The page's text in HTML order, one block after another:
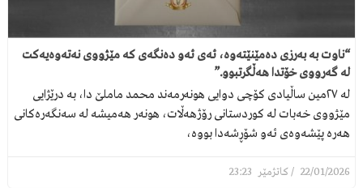
“ناوت بە بەرزی دەمێنێتەوە، ئەی ئەو دەنگەی کە مێژووی نەتەوەیەکت
لە گەرووی خۆتدا هەڵگرتبوو.”
لە ٢٧مین ساڵیادی كۆچی دوایی هونەرمەند محمد ماملێ دا، بە درێژایی
مێژووی خەبات لە کوردستانی رۆژهەڵات، هونەر هەمیشە لە سەنگەرەکانی
هەرە پێشەوەی ئەو شۆڕشەدا بووە،
22/01/2026